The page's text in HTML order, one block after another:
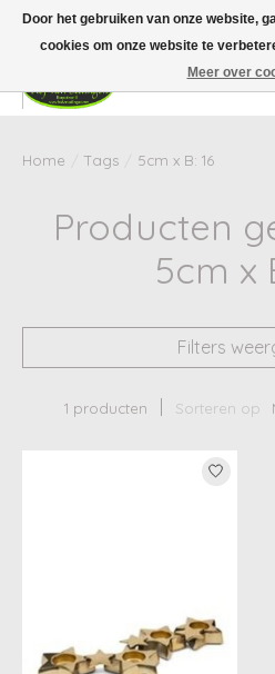
Wij zijn gesloten van 24 december tot en
dat de levertijd van uw bestelling in deze
gebruikelijk.
Home Tags 5cm x B: 16
Producten
5cm x
Filters
1 producten Sorteren op
Door het gebruiken van onze website,
cookies om onze website te
Meer over